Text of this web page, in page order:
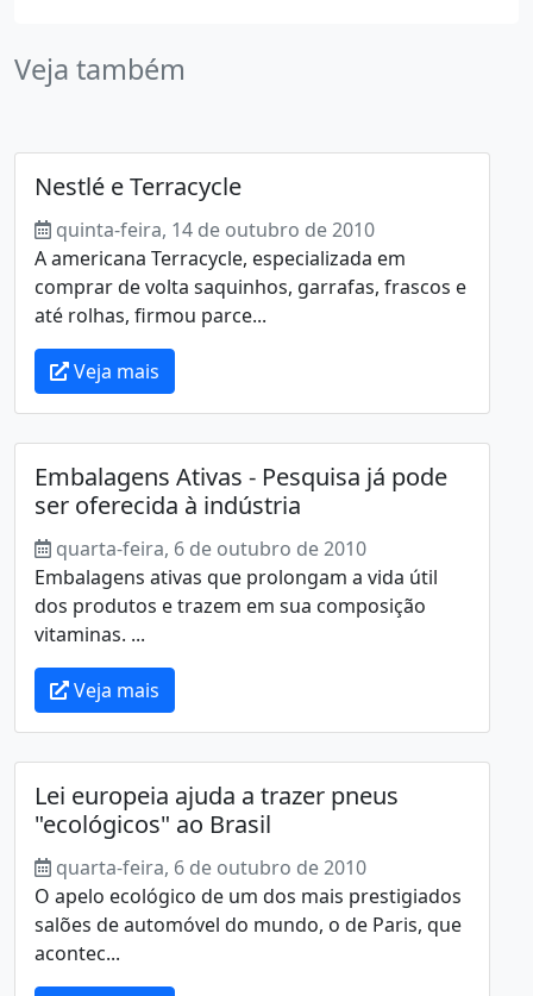
Veja também
Nestlé e Terracycle
quinta-feira, 14 de outubro de 2010
A americana Terracycle, especializada em
comprar de volta saquinhos, garrafas, frascos e
até rolhas, firmou parce...
Veja mais
Embalagens Ativas - Pesquisa já pode
ser oferecida à indústria
quarta-feira, 6 de outubro de 2010
Embalagens ativas que prolongam a vida útil
dos produtos e trazem em sua composição
vitaminas. ...
Veja mais
Lei europeia ajuda a trazer pneus
"ecológicos" ao Brasil
quarta-feira, 6 de outubro de 2010
O apelo ecológico de um dos mais prestigiados
salões de automóvel do mundo, o de Paris, que
acontec...